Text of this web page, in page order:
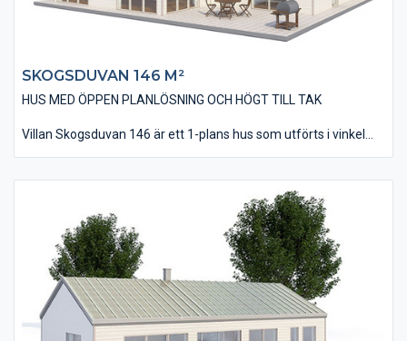
SKOGSDUVAN 146 M²
HUS MED ÖPPEN PLANLÖSNING OCH HÖGT TILL TAK
Villan Skogsduvan 146 är ett 1-plans hus som utförts i vinkel
öppen planlösning där kök/matplats och vardagsrummet ligger
tillsammans. Huset har dessutom ett avskilt allrum som
tillexempel kan användas som TV-rum.
Vardagsrummet har ett ryggåstak som skapar en härlig rymd
och volym. Husets vinkel kan till fördel utnyttjas för en altan
eller uteplats.